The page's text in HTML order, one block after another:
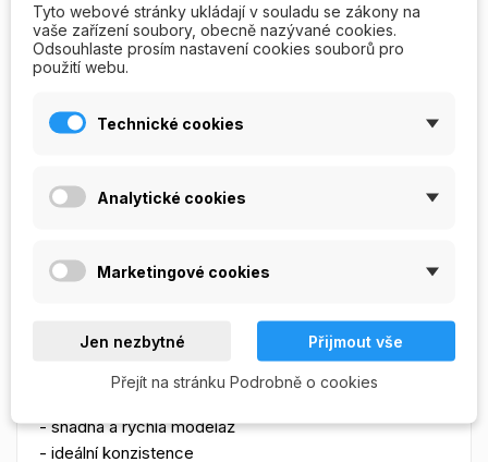
Napište svou recenzi Položit otázku
Zajímavý netradiční červený
red
- revoluční řada NoMix! Technology
- bezvýpotkový samovyrovnávací UV gel
- před použitím není nutné promíchávat
- snadná a rychlá modeláž
- ideální konzistence
Tyto webové stránky ukládají v souladu se zákony na
vaše zařízení soubory, obecně nazývané cookies.
Odsouhlaste prosím nastavení cookies souborů pro
použití webu.
Technické cookies
Analytické cookies
Marketingové cookies
Jen nezbytné Přijmout vše
Přejít na stránku Podrobně o cookies